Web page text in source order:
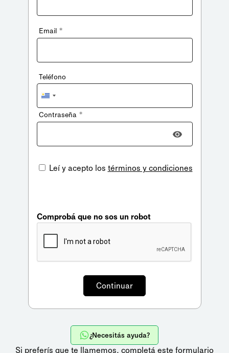
Email *
Teléfono
Uruguay
+598
Contraseña *
Leí y acepto los términos y condiciones
Comprobá que no sos un robot
¿Necesitás ayuda?
Si preferís que te llamemos, completá este formulario